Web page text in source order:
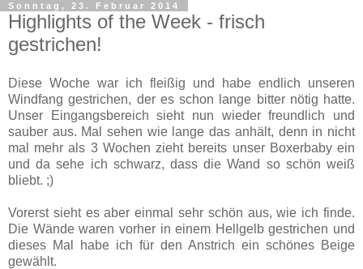
Sonntag, 23. Februar 2014
Highlights of the Week - frisch
gestrichen!
Diese Woche war ich fleißig und habe endlich unseren
Windfang gestrichen, der es schon lange bitter nötig hatte.
Unser Eingangsbereich sieht nun wieder freundlich und
sauber aus. Mal sehen wie lange das anhält, denn in nicht
mal mehr als 3 Wochen zieht bereits unser Boxerbaby ein
und da sehe ich schwarz, dass die Wand so schön weiß
bliebt. ;)
Vorerst sieht es aber einmal sehr schön aus, wie ich finde.
Die Wände waren vorher in einem Hellgelb gestrichen und
dieses Mal habe ich für den Anstrich ein schönes Beige
gewählt.